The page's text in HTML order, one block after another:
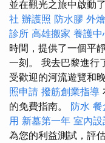
並在觀光之旅中啟動
社 辦護照 防水膠 外
診所 高雄搬家 養護中
時間，提供了一個平
一刻。 我去巴黎進行
受歡迎的河流遊覽和
照申請 撥筋創業指導
的免費指南。 防水 餐
用 新墓第一年 室內
為您的利益測試，評